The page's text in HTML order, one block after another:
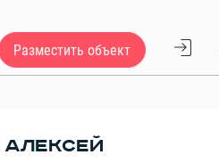
Разместить объект
Алексей